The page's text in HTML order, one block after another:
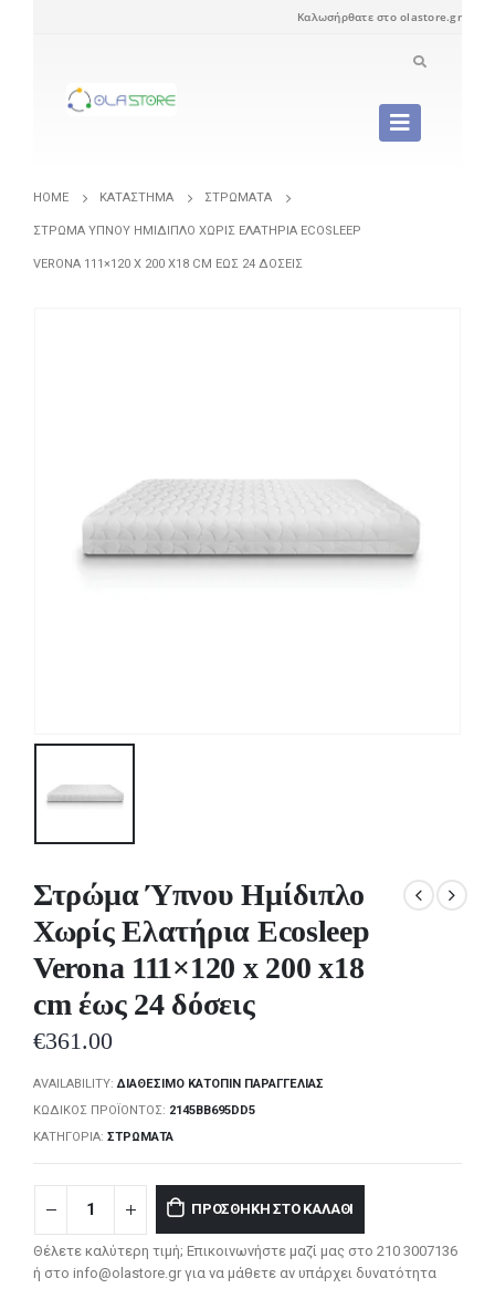
Καλωσήρθατε στο olastore.gr
HOME ΚΑΤΆΣΤΗΜΑ ΣΤΡΏΜΑΤΑ
ΣΤΡΏΜΑ ΎΠΝΟΥ ΗΜΊΔΙΠΛΟ ΧΩΡΊΣ ΕΛΑΤΉΡΙΑ ECOSLEEP
VERONA 111×120 X 200 X18 CM ΈΩΣ 24 ΔΌΣΕΙΣ
Στρώμα Ύπνου Ημίδιπλο
Χωρίς Ελατήρια Ecosleep
Verona 111×120 x 200 x18
cm έως 24 δόσεις
€361.00
AVAILABILITY:ΔΙΑΘΈΣΙΜΟ ΚΑΤΌΠΙΝ ΠΑΡΑΓΓΕΛΊΑΣ
ΚΩΔΙΚΌΣ ΠΡΟΪΌΝΤΟΣ: 2145BB695DD5
ΚΑΤΗΓΟΡΊΑ: ΣΤΡΏΜΑΤΑ
ΠΡΟΣΘΉΚΗ ΣΤΟ ΚΑΛΆΘΙ
Θέλετε καλύτερη τιμή; Επικοινωνήστε μαζί μας στο 210 3007136
ή στο info@olastore.gr για να μάθετε αν υπάρχει δυνατότητα